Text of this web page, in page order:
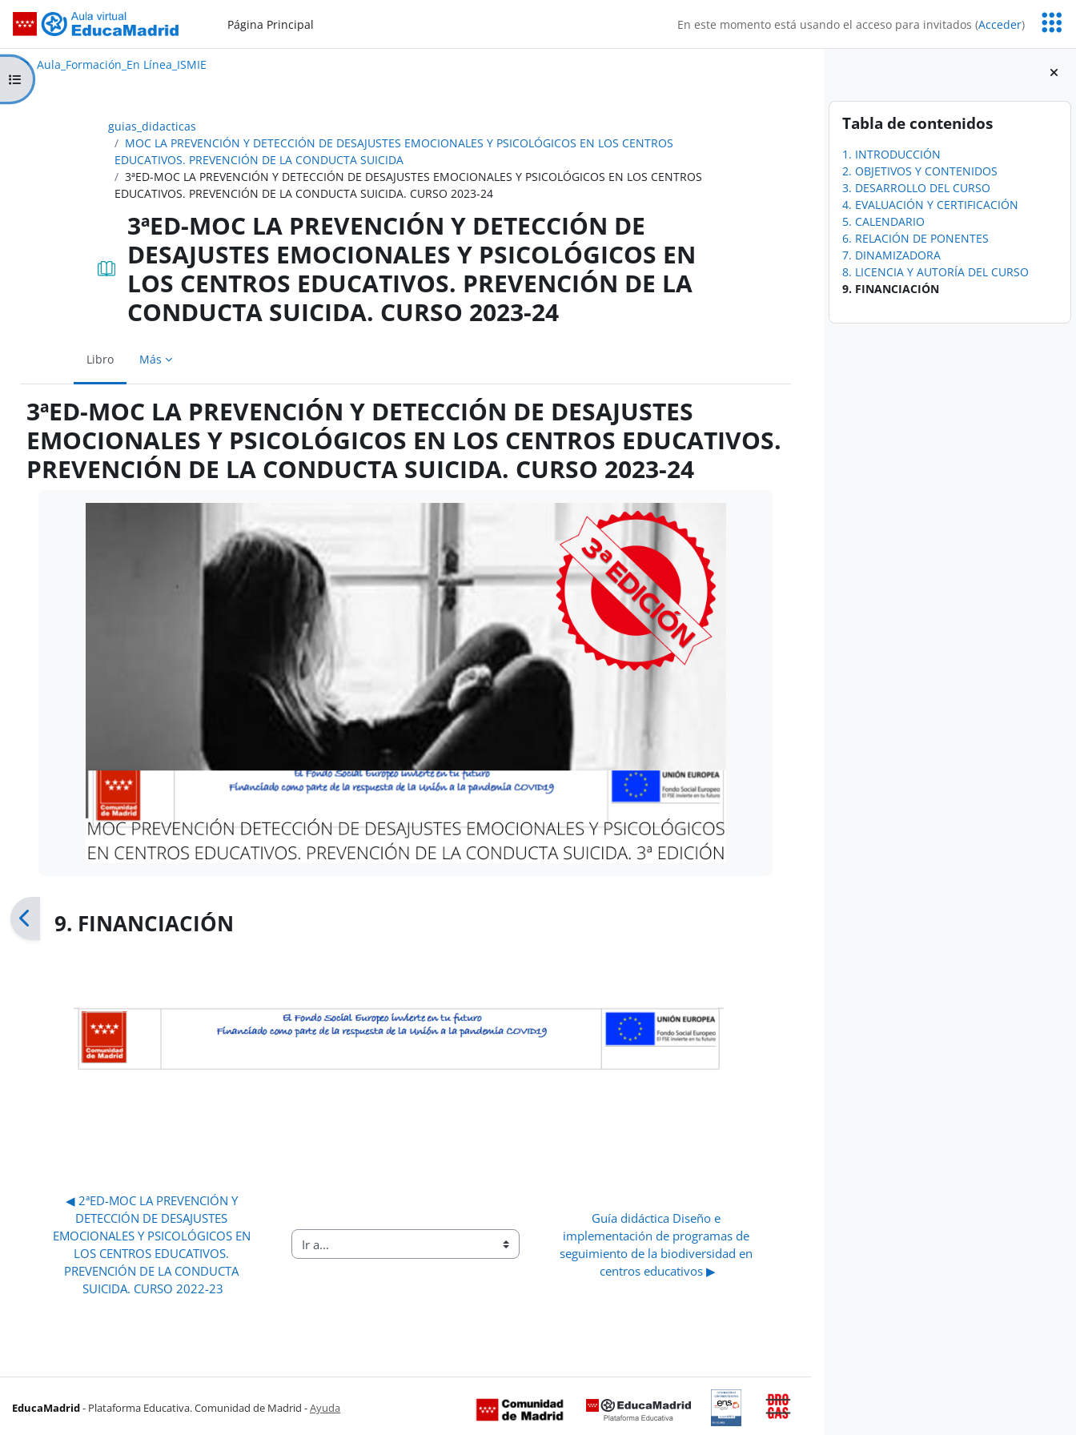
Aula_Formación_En Línea_ISMIEPágina Principal En este momento está usando el acceso para invitados (Acceder)
Bloques
Salta Tabla de contenidos
Tabla de contenidos
1. INTRODUCCIÓN
2. OBJETIVOS Y CONTENIDOS
3. DESARROLLO DEL CURSO
4. EVALUACIÓN Y CERTIFICACIÓN
5. CALENDARIO
6. RELACIÓN DE PONENTES
7. DINAMIZADORA
8. LICENCIA Y AUTORÍA DEL CURSO
9. FINANCIACIÓN
Aula Virtual de EducaMadrid:
Aula_Formación_En Línea_ISMIE
Abrir índice del curso
guias_didacticas
MOC LA PREVENCIÓN Y DETECCIÓN DE DESAJUSTES EMOCIONALES Y PSICOLÓGICOS EN LOS CENTROS
EDUCATIVOS. PREVENCIÓN DE LA CONDUCTA SUICIDA
3ªED-MOC LA PREVENCIÓN Y DETECCIÓN DE DESAJUSTES EMOCIONALES Y PSICOLÓGICOS EN LOS CENTROS
EDUCATIVOS. PREVENCIÓN DE LA CONDUCTA SUICIDA. CURSO 2023-24
3ªED-MOC LA PREVENCIÓN Y DETECCIÓN DE
DESAJUSTES EMOCIONALES Y PSICOLÓGICOS EN
LOS CENTROS EDUCATIVOS. PREVENCIÓN DE LA
CONDUCTA SUICIDA. CURSO 2023-24
Libro Más
3ªED-MOC LA PREVENCIÓN Y DETECCIÓN DE DESAJUSTES
EMOCIONALES Y PSICOLÓGICOS EN LOS CENTROS EDUCATIVOS.
PREVENCIÓN DE LA CONDUCTA SUICIDA. CURSO 2023-24
9. FINANCIACIÓN
◀︎ 2ªED-MOC LA PREVENCIÓN Y
DETECCIÓN DE DESAJUSTES
EMOCIONALES Y PSICOLÓGICOS EN
LOS CENTROS EDUCATIVOS.
PREVENCIÓN DE LA CONDUCTA
SUICIDA. CURSO 2022-23
Ir a...
Guía didáctica Diseño e
implementación de programas de
seguimiento de la biodiversidad en
centros educativos ▶︎
EducaMadrid- Plataforma Educativa. Comunidad de Madrid -Ayuda CertificaciónBuzón